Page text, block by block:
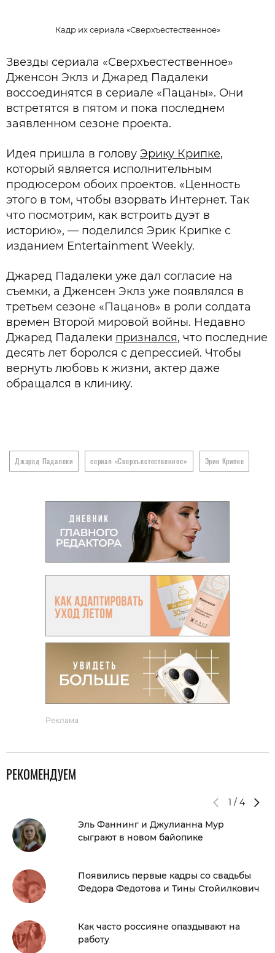
Кадр их сериала «Сверхъестественное»
Звезды сериала «Сверхъестественное»
Дженсон Эклз и Джаред Падалеки
воссоединятся в сериале «Пацаны». Они
встретятся в пятом и пока последнем
заявленном сезоне проекта.
Идея пришла в голову Эрику Крипке,
который является исполнительным
продюсером обоих проектов. «Ценность
этого в том, чтобы взорвать Интернет. Так
что посмотрим, как встроить дуэт в
историю», — поделился Эрик Крипке с
изданием Entertainment Weekly.
Джаред Падалеки уже дал согласие на
съемки, а Дженсен Эклз уже появлялся в
третьем сезоне «Пацанов» в роли солдата
времен Второй мировой войны. Недавно
Джаред Падалеки признался, что последние
десять лет боролся с депрессией. Чтобы
вернуть любовь к жизни, актер даже
обращался в клинику.
Джаред Падалеки сериал «Сверхъестественное» Эрик Крипке
Реклама
РЕКОМЕНДУЕМ
1 / 4
Эль Фаннинг и Джулианна Мур
сыграют в новом байопике
Появились первые кадры со свадьбы
Федора Федотова и Тины Стойилкович
Как часто россияне опаздывают на
работу